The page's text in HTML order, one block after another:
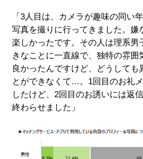
「3人目は、カメラが趣味の同い
写真を撮りに行ってきました。嫌
楽しかったです。その人は理系男
きなことに一直線で、独特の雰囲
良かったんですけど、どうしても
とができなくて…。1回目のお礼
したけど、2回目のお誘いには返
終わらせました」